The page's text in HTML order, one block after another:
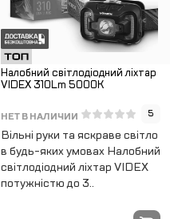
Налобний світлодіодний ліхтар
VIDEX 310Lm 5000K
НЕТ В НАЛИЧИИ 5
Вільні руки та яскраве світло
в будь-яких умовах Налобний
світлодіодний ліхтар VIDEX
потужністю до 3..